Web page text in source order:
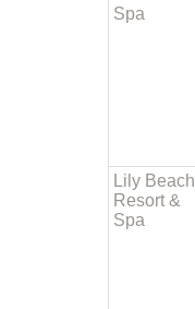
Spa
Lily Beach
Resort &
Spa